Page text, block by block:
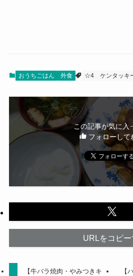
おうちごはん 外食 ☆4 ケンタッキ
この記事が気に入
フォローして
URLをコピー
【牛バラ焼肉・やみつきキ
【